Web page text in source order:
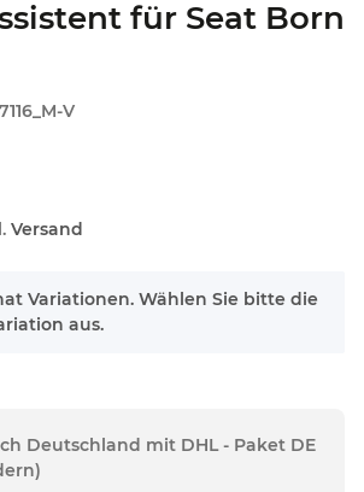
für Seat Born
V
Versand
Variationen. Wählen Sie bitte die
aus.
Deutschland mit DHL - Paket DE